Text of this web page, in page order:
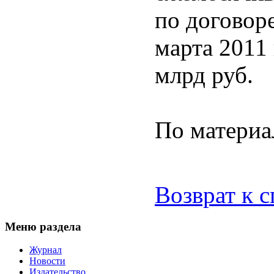
по
марта
млрд руб.
По
Возврат к
Меню раздела
Журнал
Новости